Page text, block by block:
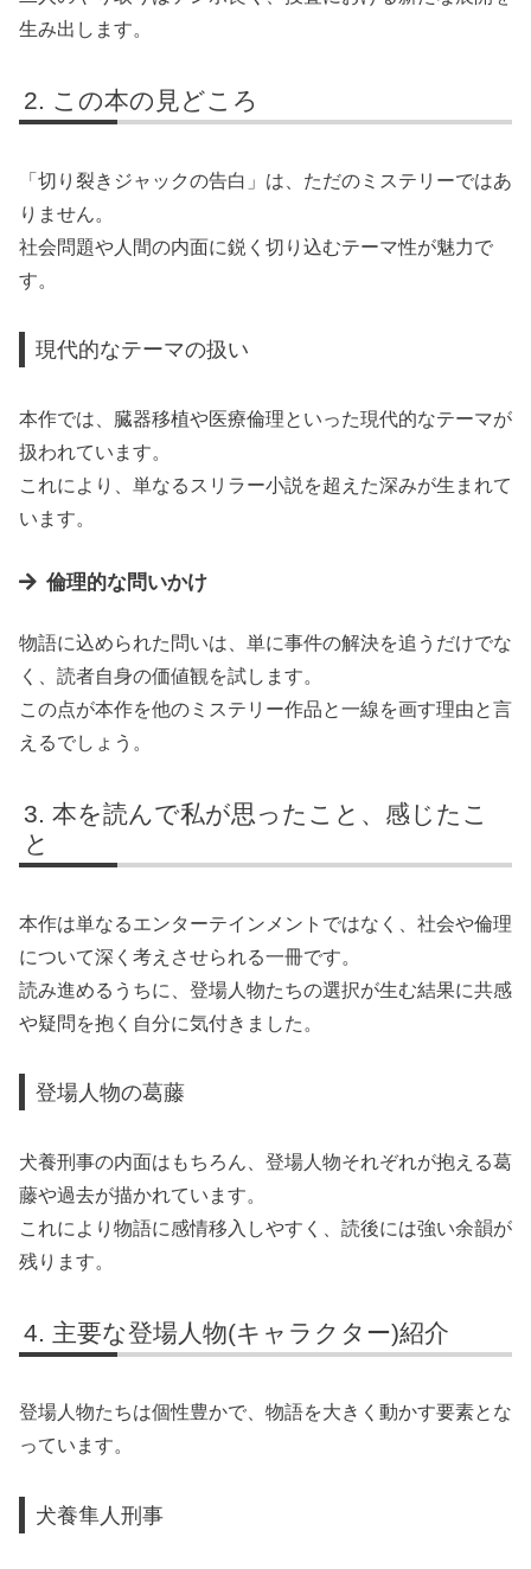
生み出します。
この本の見どころ
「切り裂きジャックの告白」は、ただのミステリーではあ
りません。
社会問題や人間の内面に鋭く切り込むテーマ性が魅力で
す。
現代的なテーマの扱い
本作では、臓器移植や医療倫理といった現代的なテーマが
扱われています。
これにより、単なるスリラー小説を超えた深みが生まれて
います。
倫理的な問いかけ
物語に込められた問いは、単に事件の解決を追うだけでな
く、読者自身の価値観を試します。
この点が本作を他のミステリー作品と一線を画す理由と言
えるでしょう。
本を読んで私が思ったこと、感じたこ
と
本作は単なるエンターテインメントではなく、社会や倫理
について深く考えさせられる一冊です。
読み進めるうちに、登場人物たちの選択が生む結果に共感
や疑問を抱く自分に気付きました。
登場人物の葛藤
犬養刑事の内面はもちろん、登場人物それぞれが抱える葛
藤や過去が描かれています。
これにより物語に感情移入しやすく、読後には強い余韻が
残ります。
主要な登場人物(キャラクター)紹介
登場人物たちは個性豊かで、物語を大きく動かす要素とな
っています。
犬養隼人刑事